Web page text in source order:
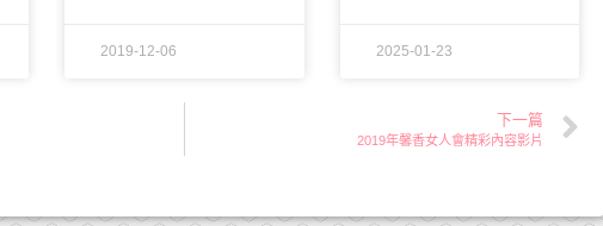
2019-12-06 2025-01-23
下一篇
2019年馨香女人會精彩內容影片